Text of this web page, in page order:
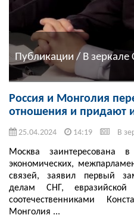
Публикации / В
Россия и Монголия
отношения и придают
25.04.2024 14:19 В
Москва заинтересована
экономических,
связей, заявил первый
делам СНГ,
соотечественниками
Монголия ...